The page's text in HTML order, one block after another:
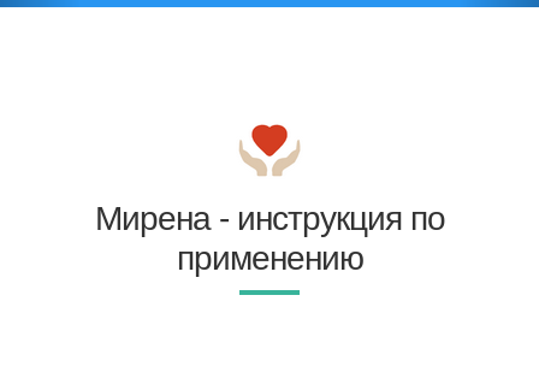
Мирена - инструкция по
применению